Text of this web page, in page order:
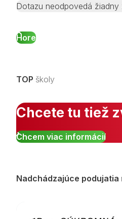
Dotazu neodpovedá žiadny
Hore
TOP školy
Chcete tu tiež
Chcem viac informácií
Nadchádzajúce podujatia